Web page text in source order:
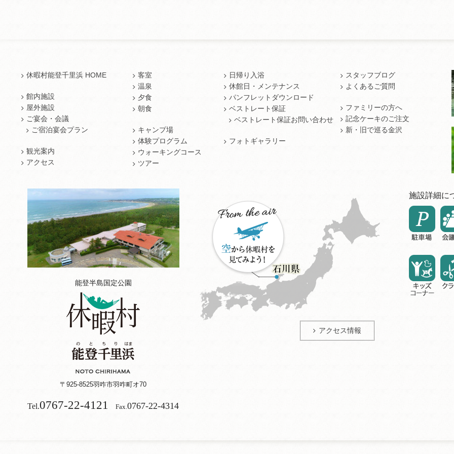
休暇村能登千里浜 HOME
館内施設
屋外施設
ご宴会・会議
ご宿泊宴会プラン
観光案内
アクセス
客室
温泉
夕食
朝食
キャンプ場
体験プログラム
ウォーキングコース
ツアー
日帰り入浴
休館日・メンテナンス
パンフレットダウンロード
ベストレート保証
ベストレート保証お問い合わせ
フォトギャラリー
スタッフブログ
よくあるご質問
ファミリーの方へ
記念ケーキのご注文
新・旧で巡る金沢
能登半島国定公園
〒925-8525羽咋市羽咋町オ70
Tel.0767-22-4121 Fax. 0767-22-4314
アクセス情報
施設詳細に